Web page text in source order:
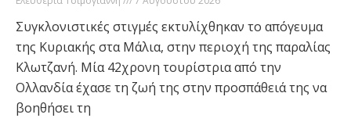
Συγκλονιστικές στιγμές εκτυλίχθηκαν το απόγευμα
της Κυριακής στα Μάλια, στην περιοχή της παραλίας
Κλωτζανή. Μία 42χρονη τουρίστρια από την
Ολλανδία έχασε τη ζωή της στην προσπάθειά της να
βοηθήσει τη